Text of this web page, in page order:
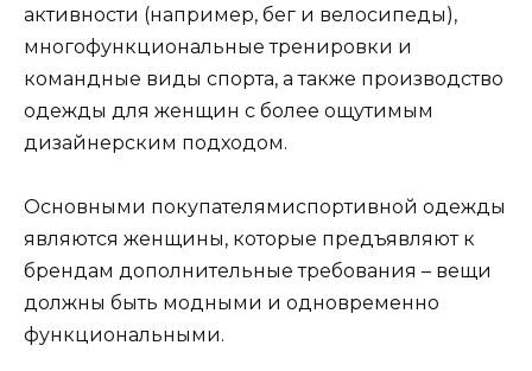
активности (например, бег и велосипеды),
многофункциональные тренировки и
командные виды спорта, а также производство
одежды для женщин с более ощутимым
дизайнерским подходом.
Основными покупателямиспортивной одежды
являются женщины, которые предъявляют к
брендам дополнительные требования – вещи
должны быть модными и одновременно
функциональными.